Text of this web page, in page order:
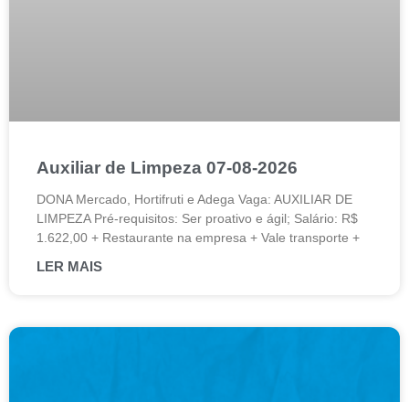
Auxiliar de Limpeza 07-08-2026
DONA Mercado, Hortifruti e Adega Vaga: AUXILIAR DE
LIMPEZA Pré-requisitos: Ser proativo e ágil; Salário: R$
1.622,00 + Restaurante na empresa + Vale transporte +
LER MAIS